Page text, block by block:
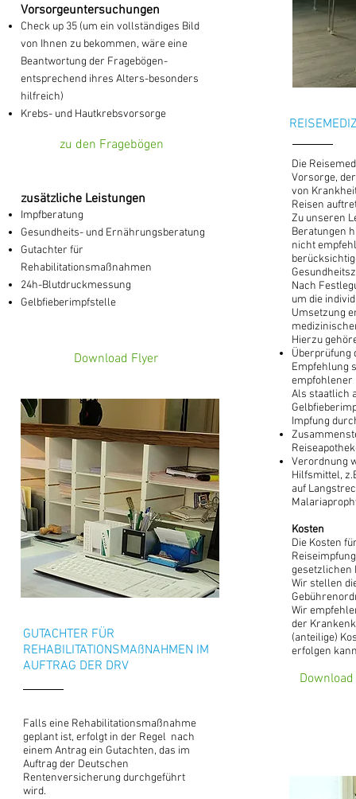
Vorsorgeuntersuchungen
Check up 35 (um ein vollständiges Bild
von Ihnen zu bekommen, wäre eine
Beantwortung der Fragebögen-
entsprechend ihres Alters-besonders
hilfreich)
Krebs- und Hautkrebsvorsorge
zu den Fragebögen
zusätzliche Leistungen
Impfberatung
Gesundheits- und Ernährungsberatung
Gutachter für
Rehabilitationsmaßnahmen
24h-Blutdruckmessung
Gelbfieberimpfstelle
Download Flyer
GUTACHTER FÜR
REHABILITATIONSMAßNAHMEN IM
AUFTRAG DER DRV
Falls eine Rehabilitationsmaßnahme
geplant ist, erfolgt in der Regel nach
einem Antrag ein Gutachten, das im
Auftrag der Deutschen
Rentenversicherung durchgeführt
wird.
Die
Vorsorge,
von
Reisen
Zu unseren
Beratungen
nicht
Nach
um die
Umsetzung
Hierzu
Überprüfung
Empfehlung
empfohlener
Als staatlich
Impfung
Verordnung
Hilfsmittel,
auf
Kosten
Die Kosten
gesetzlichen
Wir stellen
Wir
der
(anteilige)
erfolgen